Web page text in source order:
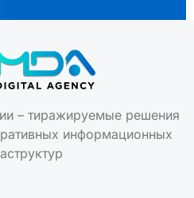
– тиражируемые решения
информационных